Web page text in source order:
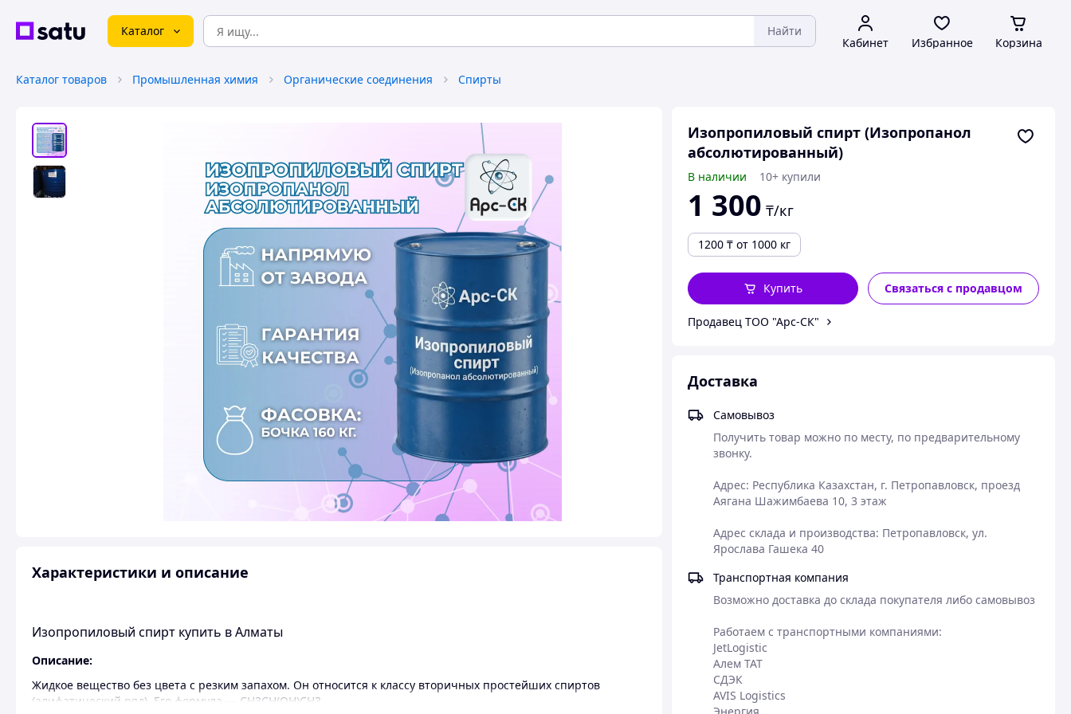
Каталог Найти
Кабинет Избранное Корзина
Каталог товаров Промышленная химия Органические соединения Спирты
Изопропиловый спирт (Изопропанол
абсолютированный)
В наличии 10+ купили
1 300 ₸/кг
1200 ₸ от 1000 кг
Купить Связаться с продавцом
Продавец ТОО "Арс-СК"
Доставка
Самовывоз
Получить товар можно по месту, по предварительному
звонку.
Адрес: Республика Казахстан, г. Петропавловск, проезд
Аягана Шажимбаева 10, 3 этаж
Адрес склада и производства: Петропавловск, ул.
Ярослава Гашека 40
Транспортная компания
Возможно доставка до склада покупателя либо самовывоз
Работаем с транспортными компаниями:
JetLogistic
Алем ТАТ
СДЭК
AVIS Logistics
Характеристики и описание
Изопропиловый спирт купить в Алматы
Описание:
Жидкое вещество без цвета с резким запахом. Он относится к классу вторичных простейших спиртов
(алифатический ряд). Его формула — СН3CH(ОН)CH3.